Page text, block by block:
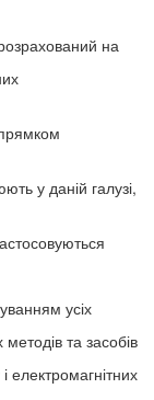
на
у даній галузі,
усіх
та засобів
електромагнітних